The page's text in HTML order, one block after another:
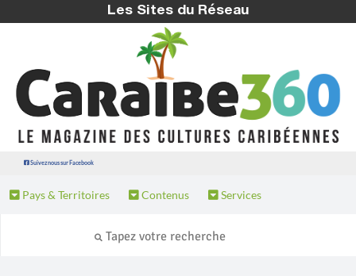
Les Sites du Réseau
Suivez nous sur Facebook
Pays & Territoires Contenus Services